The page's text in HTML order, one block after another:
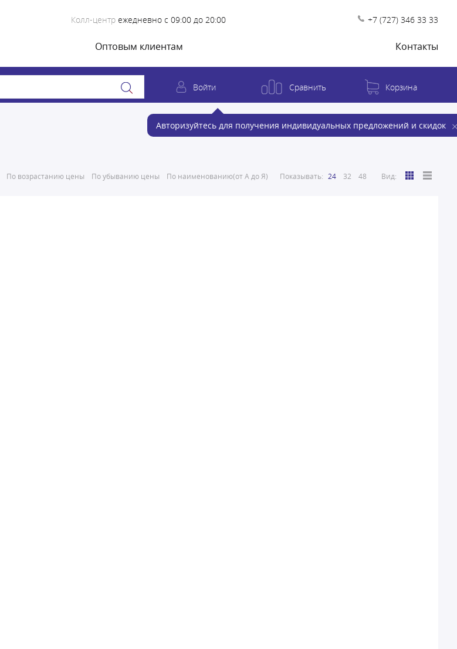
Колл-центр ежедневно с 09:00 до 20:00 +7 (727) 346 33 33
Оптовым клиентам Контакты
Войти
Авторизуйтесь для получения индивидуальных предложений и скидок
Сравнить Корзина
По возрастанию цены По убыванию цены По наименованию(от А до Я) Показывать: 24 32 48 Вид: